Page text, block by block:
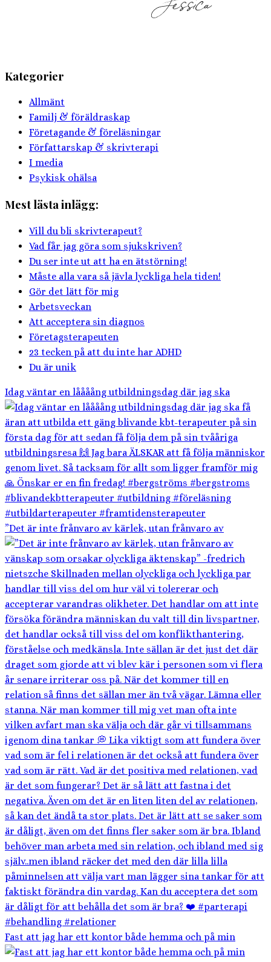
Kategorier
Allmänt
Familj & föräldraskap
Företagande & föreläsningar
Författarskap & skrivterapi
I media
Psykisk ohälsa
Mest lästa inlägg:
Vill du bli skrivterapeut?
Vad får jag göra som sjukskriven?
Du ser inte ut att ha en ätstörning!
Måste alla vara så jävla lyckliga hela tiden!
Gör det lätt för mig
Arbetsveckan
Att acceptera sin diagnos
Företagsterapeuten
23 tecken på att du inte har ADHD
Du är unik
Idag väntar en låååång utbildningsdag där jag ska
”Det är inte frånvaro av kärlek, utan frånvaro av
Fast att jag har ett kontor både hemma och på min